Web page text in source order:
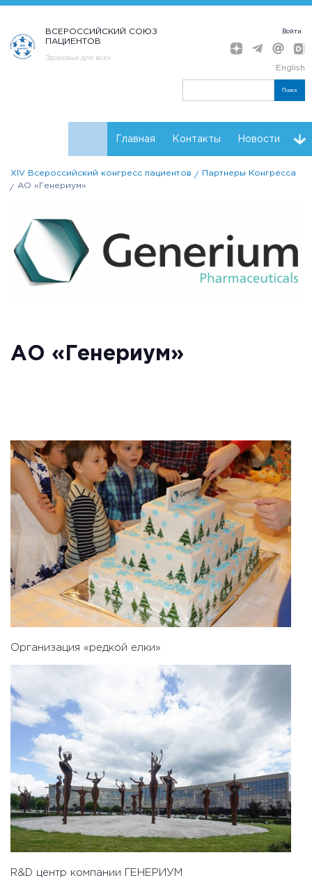
ВСЕРОССИЙСКИЙ СОЮЗ
ПАЦИЕНТОВ
Здоровье для всех
Войти
English
Поиск
Главная Контакты Новости
Расписание Мнения Партнеры Конгресса
XIV Всероссийский конгресс пациентов
Партнеры Конгресса
АО «Генериум»
АО «Генериум»
Организация «редкой елки»
R&D центр компании ГЕНЕРИУМ